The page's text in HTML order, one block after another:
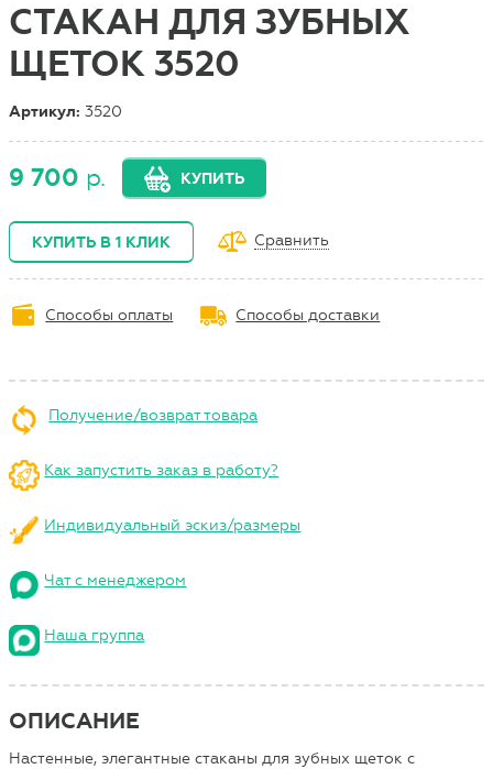
СТАКАН ДЛЯ ЗУБНЫХ
ЩЕТОК 3520
Артикул:3520
9 700 р. КУПИТЬ
КУПИТЬ В 1 КЛИК Сравнить
Способы оплаты Способы доставки
Получение/возврат товара
Как запустить заказ в работу?
Индивидуальный эскиз/размеры
Чат с менеджером
Наша группа
ОПИСАНИЕ
Настенные, элегантные стаканы для зубных щеток с